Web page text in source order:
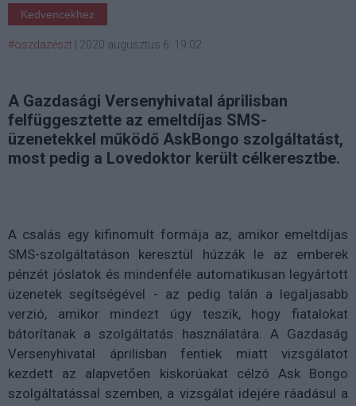
Kedvencekhez
#oszdazészt 2020 augusztus 6. 19:02
A Gazdasági Versenyhivatal áprilisban
felfüggesztette az emeltdíjas SMS-
üzenetekkel működő AskBongo szolgáltatást,
most pedig a Lovedoktor került célkeresztbe.
A csalás egy kifinomult formája az, amikor emeltdíjas
SMS-szolgáltatáson keresztül húzzák le az emberek
pénzét jóslatok és mindenféle automatikusan legyártott
üzenetek segítségével - az pedig talán a legaljasabb
verzió, amikor mindezt úgy teszik, hogy fiatalokat
bátorítanak a szolgáltatás használatára. A Gazdaság
Versenyhivatal áprilisban fentiek miatt vizsgálatot
kezdett az alapvetően kiskorúakat célzó Ask Bongo
szolgáltatással szemben, a vizsgálat idejére ráadásul a